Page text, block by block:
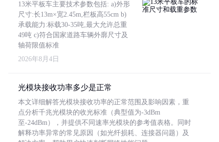
13米平板车主要技术参数包括: a)外形
尺寸:长13m×宽2.45m,栏板高55cm b)
承载能力:标载30-35吨,最大允许总重
49吨 c)符合国家道路车辆外廓尺寸及
轴荷限值标准
2026年8月4日
光模块接收功率多少是正常
本文详细解答光模块接收功率的正常范围及影响因素，重
点分析千兆光模块的收光标准（典型值为-3dBm
至-24dBm），并提供不同速率光模块的参考值表格。同时
解释功率异常的常见原因（如光纤损耗、连接器问题）及